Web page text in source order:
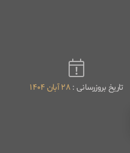
تاریخ بروزرسانی : 28 آبان 1404